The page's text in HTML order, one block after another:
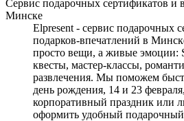
Сервис подарочных сертификатов и
Минске
Elpresent - сервис подарочных
подарков‑впечатлений в
просто вещи, а живые эмоции:
квесты, мастер‑классы,
развлечения. Мы поможем
день рождения, 14 и 23
корпоративный праздник или
оформить удобный подарочный